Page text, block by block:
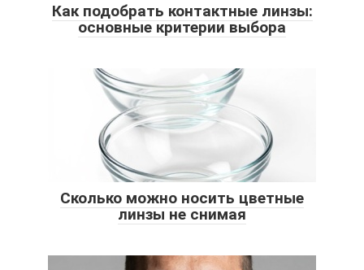
Как подобрать контактные линзы:
основные критерии выбора
Сколько можно носить цветные
линзы не снимая